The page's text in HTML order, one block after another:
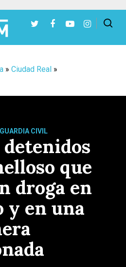
» Ciudad Real »
CIVIL
que
droga en
y en una